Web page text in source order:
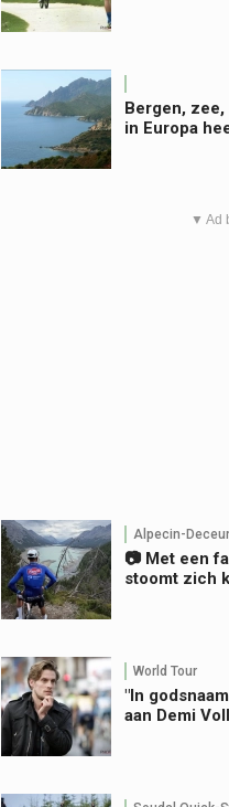
Bergen,
in Europa
▼ Ad
Alpecin-
📷 Met een
stoomt zich
World Tour
"In
aan Demi